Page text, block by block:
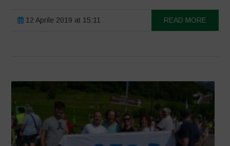
12 Aprile 2019 at 15:11 READ MORE